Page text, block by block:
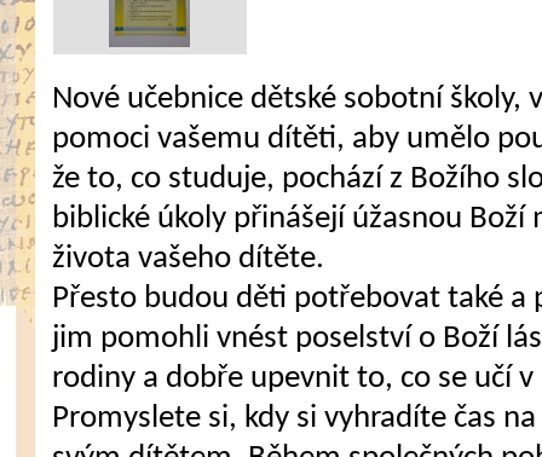
Nové učebnice dětské sobotní školy,
pomoci vašemu dítěti, aby umělo
že to, co studuje, pochází z Božího
biblické úkoly přinášejí úžasnou
života vašeho dítěte.
Přesto budou děti potřebovat také a
jim pomohli vnést poselství o Boží
rodiny a dobře upevnit to, co se učí
Promyslete si, kdy si vyhradíte čas